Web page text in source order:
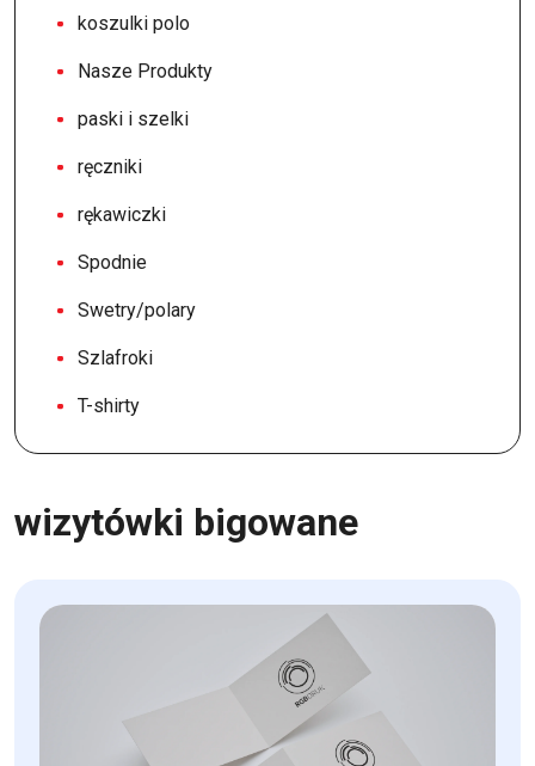
koszulki polo
Nasze Produkty
paski i szelki
ręczniki
rękawiczki
Spodnie
Swetry/polary
Szlafroki
T-shirty
wizytówki bigowane